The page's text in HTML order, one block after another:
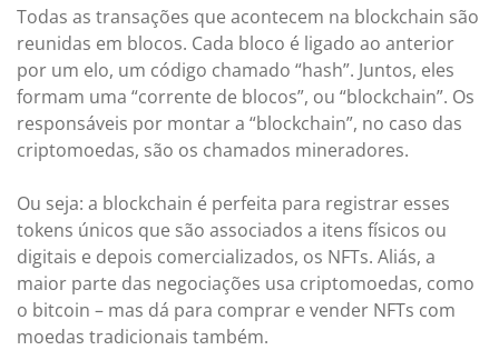
Todas as transações que acontecem na blockchain são
reunidas em blocos. Cada bloco é ligado ao anterior
por um elo, um código chamado “hash”. Juntos, eles
formam uma “corrente de blocos”, ou “blockchain”. Os
responsáveis por montar a “blockchain”, no caso das
criptomoedas, são os chamados mineradores.
Ou seja: a blockchain é perfeita para registrar esses
tokens únicos que são associados a itens físicos ou
digitais e depois comercializados, os NFTs. Aliás, a
maior parte das negociações usa criptomoedas, como
o bitcoin – mas dá para comprar e vender NFTs com
moedas tradicionais também.